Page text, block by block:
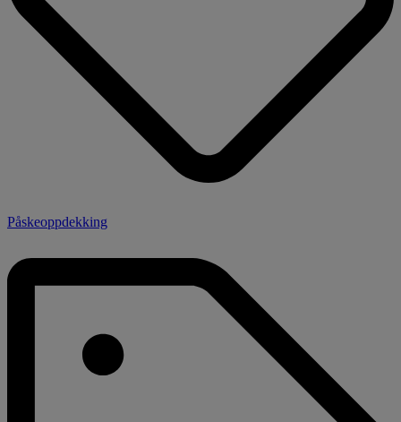
Påskeoppdekking